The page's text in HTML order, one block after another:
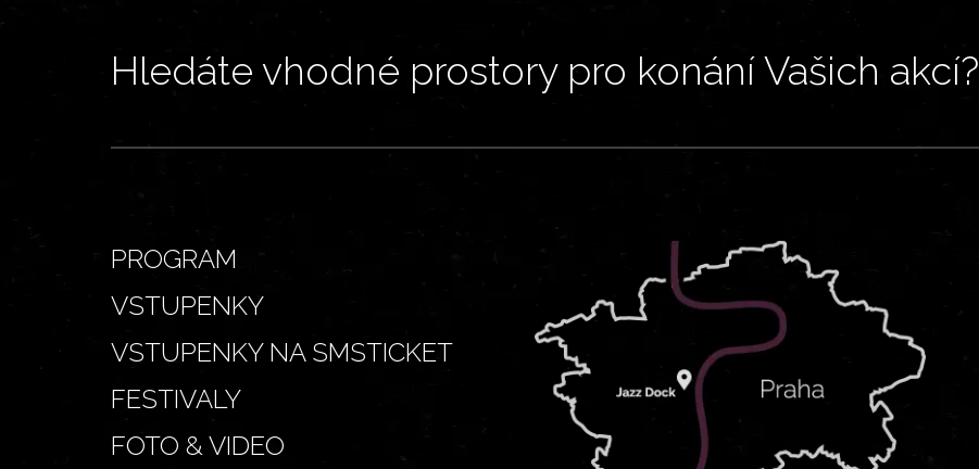
Hledáte vhodné prostory pro konání Vašich akcí?
PROGRAM
VSTUPENKY
VSTUPENKY NA SMSTICKET
FESTIVALY
FOTO & VIDEO